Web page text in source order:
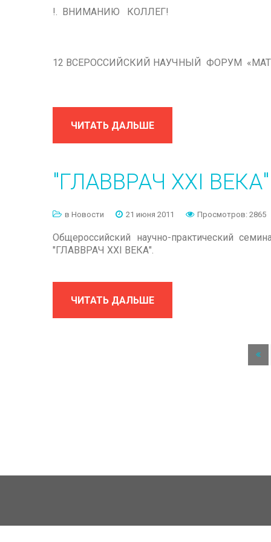
Коммерческое
Кольпоскоп и кольпоскопия
Фотек ЕА141
кольпоскопов
!. ВНИМАНИЮ КОЛЛЕГ!
12 ВСЕРОССИЙСКИЙ НАУЧНЫЙ ФОРУМ
ЧИТАТЬ ДАЛЬШЕ
"ГЛАВВРАЧ XXI ВЕКА"
в Новости 21 июня 2011 Просмотров: 2865
Общероссийский научно-практический
"ГЛАВВРАЧ XXI ВЕКА".
ЧИТАТЬ ДАЛЬШЕ